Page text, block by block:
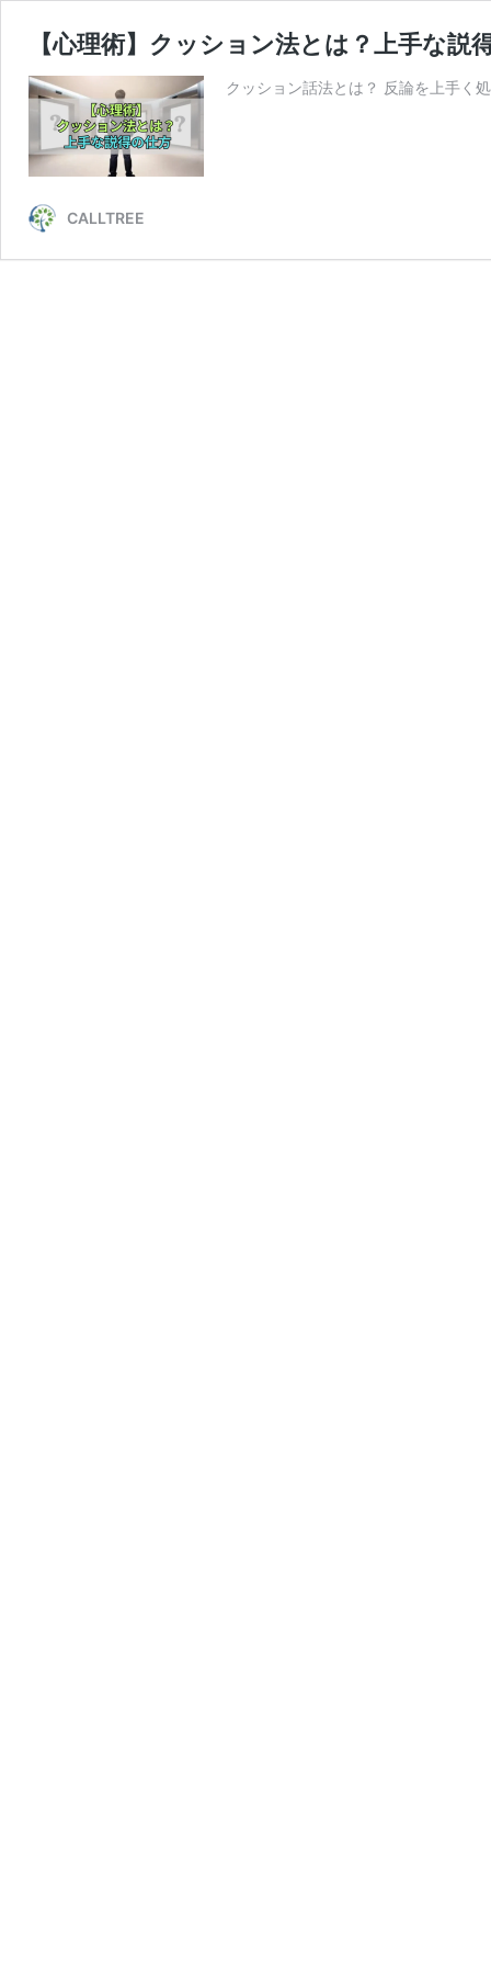
【心理術】クッション法とは？上手な説
クッション話法とは？ 反論を上手く
CALLTREE